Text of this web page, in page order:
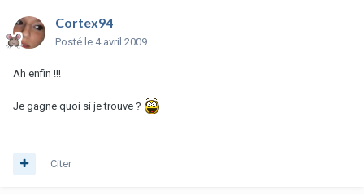
Cortex94
Posté le 4 avril 2009
Ah enfin !!!
Je gagne quoi si je trouve ?
Citer